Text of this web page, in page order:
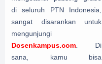
di seluruh PTN Indonesia,
sangat disarankan untuk
mengunjungi
Dosenkampus.com . Di
sana, kamu bisa